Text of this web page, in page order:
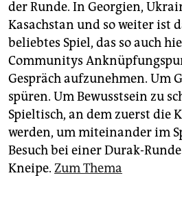
genossenschaft
epaper login
der Runde. In Georgien,
Kasachstan und so weiter ist
beliebtes Spiel, das so auch
Communitys
Gespräch aufzunehmen. Um
spüren. Um Bewusstsein zu
Spieltisch, an dem zuerst die
werden, um miteinander im
Besuch bei einer Durak-
Kneipe. Zum Thema